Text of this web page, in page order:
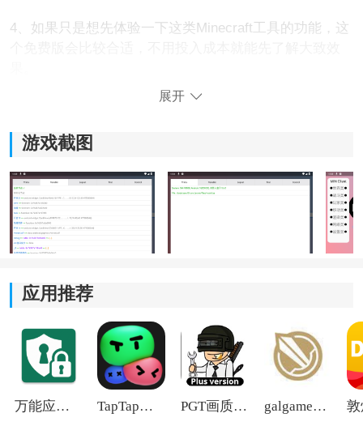
4、如果只是想先体验一下这类Minecraft工具的功能，这
1、功能集中整合设计，把Minecraft相关的工具和常用操
作集中在一个界面里，玩家不需要在多个菜单之间来回
切换，找功能会更直接一些。
2、操作方式比较直观，大部分功能都是点选或切换类
型，不需要复杂设置流程，对新手玩家来说也能比较快
理解怎么使用。
3、内容模块划分清晰，不同功能之间区分明显，比如物
乱。
4、整体偏向轻量化工具定位，重点在于方便玩家日常体
验和基础操作管理，而不是复杂深度功能，适合普通玩
家日常使用。
展开
游戏截图
应用推荐
万能应用隐藏 TapTap国际版2026 PGT画质助手旧版 galgame游戏盒子2026